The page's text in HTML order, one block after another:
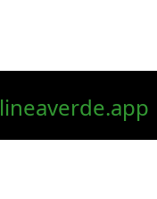
lineaverde.app